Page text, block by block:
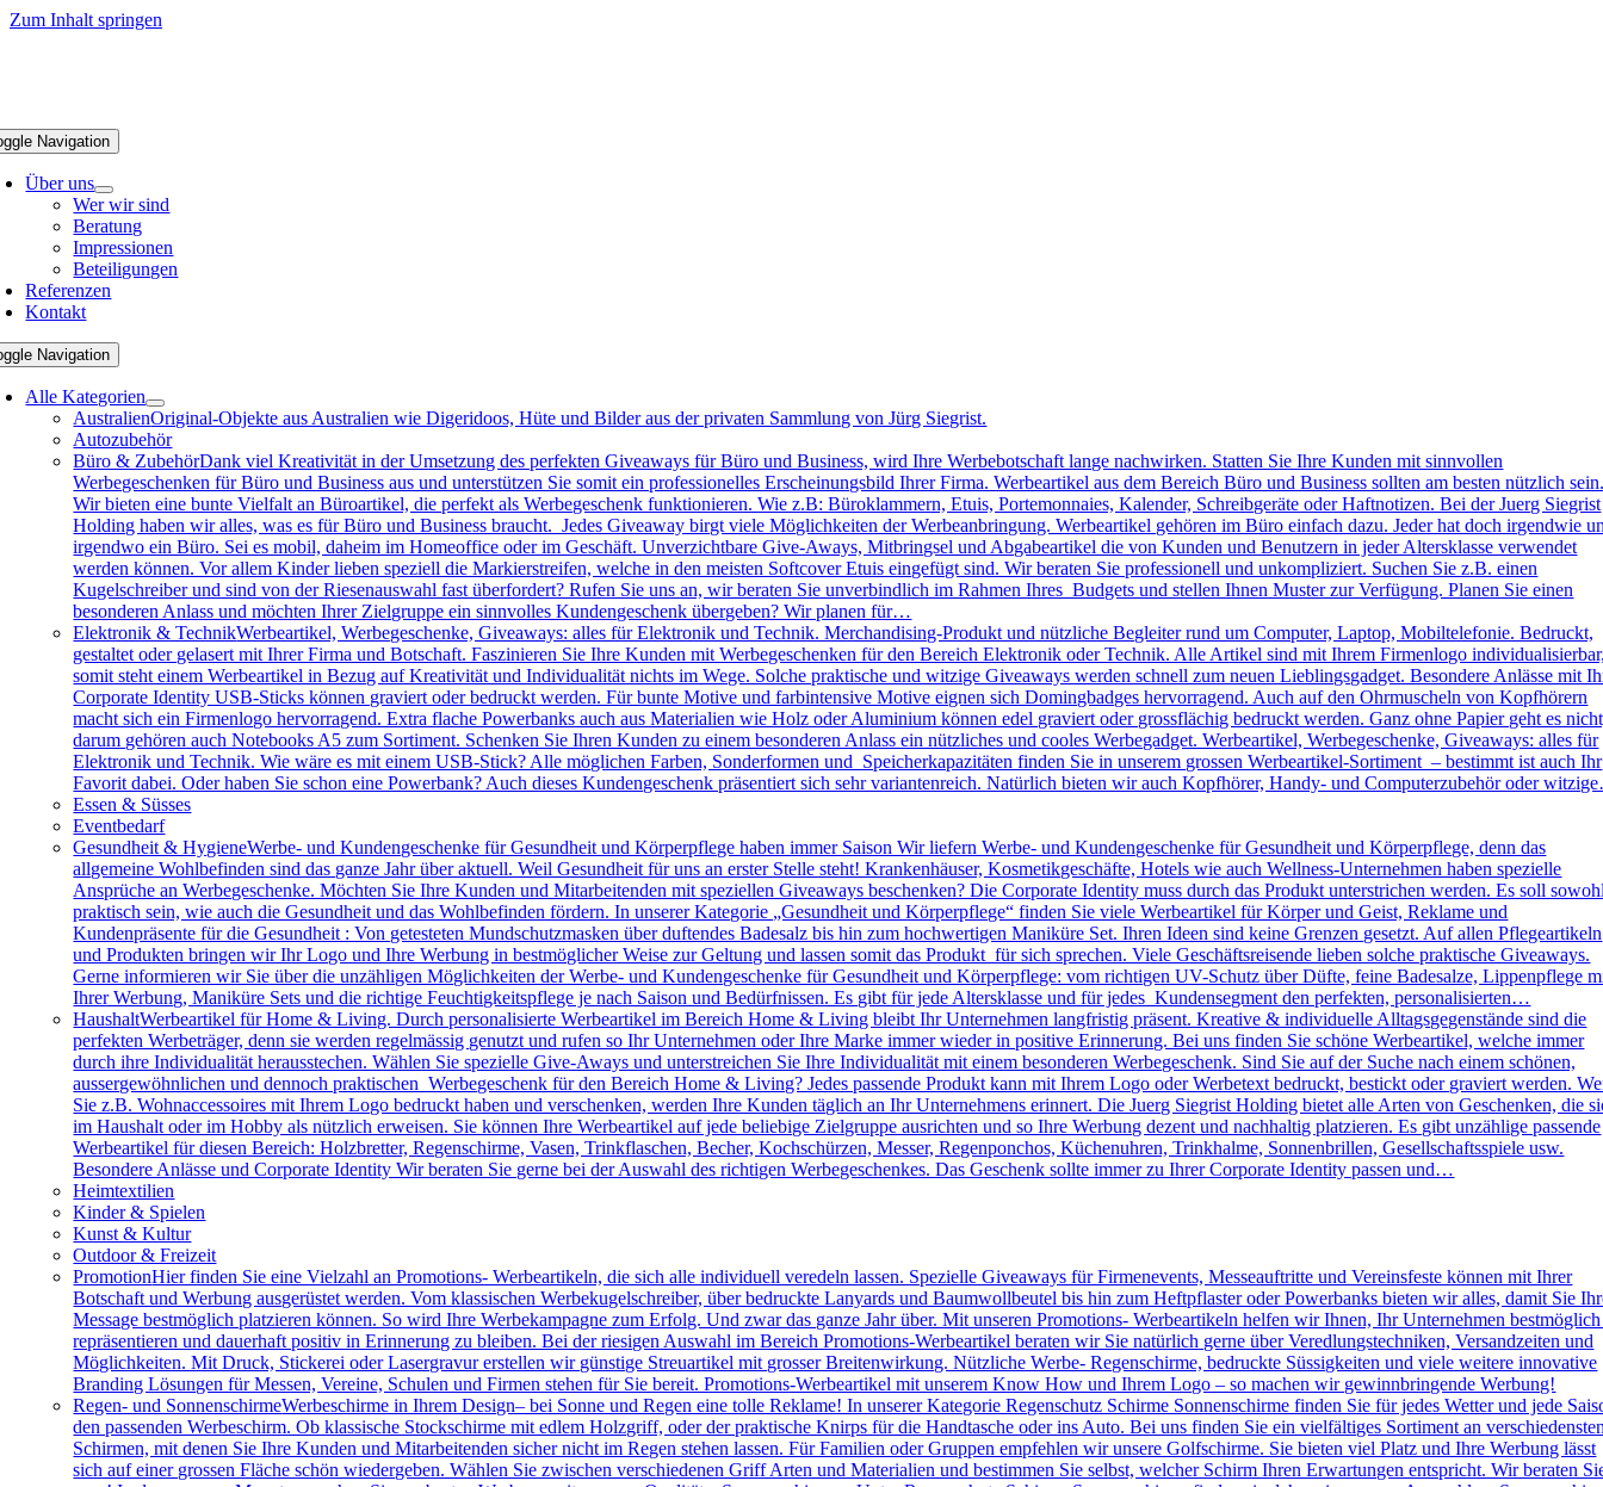
Zum Inhalt springen
Navigation
Über uns
Wer wir sind
Beratung
Impressionen
Beteiligungen
Referenzen
Kontakt
Navigation
Alle Kategorien
AustralienOriginal-Objekte aus Australien wie Digeridoos, Hüte und Bilder aus der privaten Sammlung von Jürg Siegrist.
Autozubehör
Büro & ZubehörDank viel Kreativität in der Umsetzung des perfekten Giveaways für Büro und Business, wird Ihre Werbebotschaft lange nachwirken. Statten Sie Ihre Kunden mit sinnvollen
Werbegeschenken für Büro und Business aus und unterstützen Sie somit ein professionelles Erscheinungsbild Ihrer Firma. Werbeartikel aus dem Bereich Büro und Business sollten am besten nützlich
Wir bieten eine bunte Vielfalt an Büroartikel, die perfekt als Werbegeschenk funktionieren. Wie z.B: Büroklammern, Etuis, Portemonnaies, Kalender, Schreibgeräte oder Haftnotizen. Bei der Juerg Siegrist
Holding haben wir alles, was es für Büro und Business braucht. Jedes Giveaway birgt viele Möglichkeiten der Werbeanbringung. Werbeartikel gehören im Büro einfach dazu. Jeder hat doch irgendwie
irgendwo ein Büro. Sei es mobil, daheim im Homeoffice oder im Geschäft. Unverzichtbare Give-Aways, Mitbringsel und Abgabeartikel die von Kunden und Benutzern in jeder Altersklasse verwendet
werden können. Vor allem Kinder lieben speziell die Markierstreifen, welche in den meisten Softcover Etuis eingefügt sind. Wir beraten Sie professionell und unkompliziert. Suchen Sie z.B. einen
Kugelschreiber und sind von der Riesenauswahl fast überfordert? Rufen Sie uns an, wir beraten Sie unverbindlich im Rahmen Ihres Budgets und stellen Ihnen Muster zur Verfügung. Planen Sie einen
besonderen Anlass und möchten Ihrer Zielgruppe ein sinnvolles Kundengeschenk übergeben? Wir planen für…
Elektronik & TechnikWerbeartikel, Werbegeschenke, Giveaways: alles für Elektronik und Technik. Merchandising-Produkt und nützliche Begleiter rund um Computer, Laptop, Mobiltelefonie. Bedruckt,
gestaltet oder gelasert mit Ihrer Firma und Botschaft. Faszinieren Sie Ihre Kunden mit Werbegeschenken für den Bereich Elektronik oder Technik. Alle Artikel sind mit Ihrem Firmenlogo
somit steht einem Werbeartikel in Bezug auf Kreativität und Individualität nichts im Wege. Solche praktische und witzige Giveaways werden schnell zum neuen Lieblingsgadget. Besondere Anlässe mit
Corporate Identity USB-Sticks können graviert oder bedruckt werden. Für bunte Motive und farbintensive Motive eignen sich Domingbadges hervorragend. Auch auf den Ohrmuscheln von Kopfhörern
macht sich ein Firmenlogo hervorragend. Extra flache Powerbanks auch aus Materialien wie Holz oder Aluminium können edel graviert oder grossflächig bedruckt werden. Ganz ohne Papier geht es
darum gehören auch Notebooks A5 zum Sortiment. Schenken Sie Ihren Kunden zu einem besonderen Anlass ein nützliches und cooles Werbegadget. Werbeartikel, Werbegeschenke, Giveaways: alles für
Elektronik und Technik. Wie wäre es mit einem USB-Stick? Alle möglichen Farben, Sonderformen und Speicherkapazitäten finden Sie in unserem grossen Werbeartikel-Sortiment – bestimmt ist auch Ihr
Favorit dabei. Oder haben Sie schon eine Powerbank? Auch dieses Kundengeschenk präsentiert sich sehr variantenreich. Natürlich bieten wir auch Kopfhörer, Handy- und Computerzubehör oder
Essen & Süsses
Eventbedarf
Gesundheit & HygieneWerbe- und Kundengeschenke für Gesundheit und Körperpflege haben immer Saison Wir liefern Werbe- und Kundengeschenke für Gesundheit und Körperpflege, denn das
allgemeine Wohlbefinden sind das ganze Jahr über aktuell. Weil Gesundheit für uns an erster Stelle steht! Krankenhäuser, Kosmetikgeschäfte, Hotels wie auch Wellness-Unternehmen haben spezielle
Ansprüche an Werbegeschenke. Möchten Sie Ihre Kunden und Mitarbeitenden mit speziellen Giveaways beschenken? Die Corporate Identity muss durch das Produkt unterstrichen werden. Es soll
praktisch sein, wie auch die Gesundheit und das Wohlbefinden fördern. In unserer Kategorie „Gesundheit und Körperpflege“ finden Sie viele Werbeartikel für Körper und Geist, Reklame und
Kundenpräsente für die Gesundheit : Von getesteten Mundschutzmasken über duftendes Badesalz bis hin zum hochwertigen Maniküre Set. Ihren Ideen sind keine Grenzen gesetzt. Auf allen Pflegeartikeln
und Produkten bringen wir Ihr Logo und Ihre Werbung in bestmöglicher Weise zur Geltung und lassen somit das Produkt für sich sprechen. Viele Geschäftsreisende lieben solche praktische Giveaways.
Gerne informieren wir Sie über die unzähligen Möglichkeiten der Werbe- und Kundengeschenke für Gesundheit und Körperpflege: vom richtigen UV-Schutz über Düfte, feine Badesalze, Lippenpflege
Ihrer Werbung, Maniküre Sets und die richtige Feuchtigkeitspflege je nach Saison und Bedürfnissen. Es gibt für jede Altersklasse und für jedes Kundensegment den perfekten, personalisierten…
HaushaltWerbeartikel für Home & Living. Durch personalisierte Werbeartikel im Bereich Home & Living bleibt Ihr Unternehmen langfristig präsent. Kreative & individuelle Alltagsgegenstände sind die
perfekten Werbeträger, denn sie werden regelmässig genutzt und rufen so Ihr Unternehmen oder Ihre Marke immer wieder in positive Erinnerung. Bei uns finden Sie schöne Werbeartikel, welche immer
durch ihre Individualität herausstechen. Wählen Sie spezielle Give-Aways und unterstreichen Sie Ihre Individualität mit einem besonderen Werbegeschenk. Sind Sie auf der Suche nach einem schönen,
aussergewöhnlichen und dennoch praktischen Werbegeschenk für den Bereich Home & Living? Jedes passende Produkt kann mit Ihrem Logo oder Werbetext bedruckt, bestickt oder graviert werden.
Sie z.B. Wohnaccessoires mit Ihrem Logo bedruckt haben und verschenken, werden Ihre Kunden täglich an Ihr Unternehmens erinnert. Die Juerg Siegrist Holding bietet alle Arten von Geschenken, die
im Haushalt oder im Hobby als nützlich erweisen. Sie können Ihre Werbeartikel auf jede beliebige Zielgruppe ausrichten und so Ihre Werbung dezent und nachhaltig platzieren. Es gibt unzählige passende
Werbeartikel für diesen Bereich: Holzbretter, Regenschirme, Vasen, Trinkflaschen, Becher, Kochschürzen, Messer, Regenponchos, Küchenuhren, Trinkhalme, Sonnenbrillen, Gesellschaftsspiele usw.
Besondere Anlässe und Corporate Identity Wir beraten Sie gerne bei der Auswahl des richtigen Werbegeschenkes. Das Geschenk sollte immer zu Ihrer Corporate Identity passen und…
Heimtextilien
Kinder & Spielen
Kunst & Kultur
Outdoor & Freizeit
PromotionHier finden Sie eine Vielzahl an Promotions- Werbeartikeln, die sich alle individuell veredeln lassen. Spezielle Giveaways für Firmenevents, Messeauftritte und Vereinsfeste können mit Ihrer
Botschaft und Werbung ausgerüstet werden. Vom klassischen Werbekugelschreiber, über bedruckte Lanyards und Baumwollbeutel bis hin zum Heftpflaster oder Powerbanks bieten wir alles, damit Sie
Message bestmöglich platzieren können. So wird Ihre Werbekampagne zum Erfolg. Und zwar das ganze Jahr über. Mit unseren Promotions- Werbeartikeln helfen wir Ihnen, Ihr Unternehmen
repräsentieren und dauerhaft positiv in Erinnerung zu bleiben. Bei der riesigen Auswahl im Bereich Promotions-Werbeartikel beraten wir Sie natürlich gerne über Veredlungstechniken, Versandzeiten und
Möglichkeiten. Mit Druck, Stickerei oder Lasergravur erstellen wir günstige Streuartikel mit grosser Breitenwirkung. Nützliche Werbe- Regenschirme, bedruckte Süssigkeiten und viele weitere innovative
Branding Lösungen für Messen, Vereine, Schulen und Firmen stehen für Sie bereit. Promotions-Werbeartikel mit unserem Know How und Ihrem Logo – so machen wir gewinnbringende Werbung!
Regen- und SonnenschirmeWerbeschirme in Ihrem Design– bei Sonne und Regen eine tolle Reklame! In unserer Kategorie Regenschutz Schirme Sonnenschirme finden Sie für jedes Wetter und jede
den passenden Werbeschirm. Ob klassische Stockschirme mit edlem Holzgriff, oder der praktische Knirps für die Handtasche oder ins Auto. Bei uns finden Sie ein vielfältiges Sortiment an
Schirmen, mit denen Sie Ihre Kunden und Mitarbeitenden sicher nicht im Regen stehen lassen. Für Familien oder Gruppen empfehlen wir unsere Golfschirme. Sie bieten viel Platz und Ihre Werbung lässt
sich auf einer grossen Fläche schön wiedergeben. Wählen Sie zwischen verschiedenen Griff Arten und Materialien und bestimmen Sie selbst, welcher Schirm Ihren Erwartungen entspricht. Wir beraten